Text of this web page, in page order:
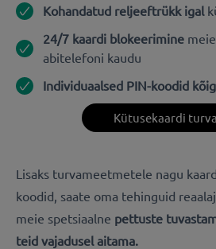
Kohandatud reljeeftrükk igal
24/7 kaardi blokeerimine
abitelefoni kaudu
Individuaalsed PIN-koodid
Kütusekaardi
Lisaks turvameetmetele nagu
koodid, saate oma tehinguid
meie spetsiaalne pettuste
teid vajadusel aitama.